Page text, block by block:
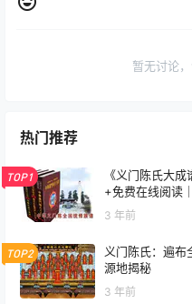
暂无讨论
热门推荐
TOP1
《义门陈氏大
+免费在线阅读
3 年前
TOP2
义门陈氏：遍布
源地揭秘
3 年前